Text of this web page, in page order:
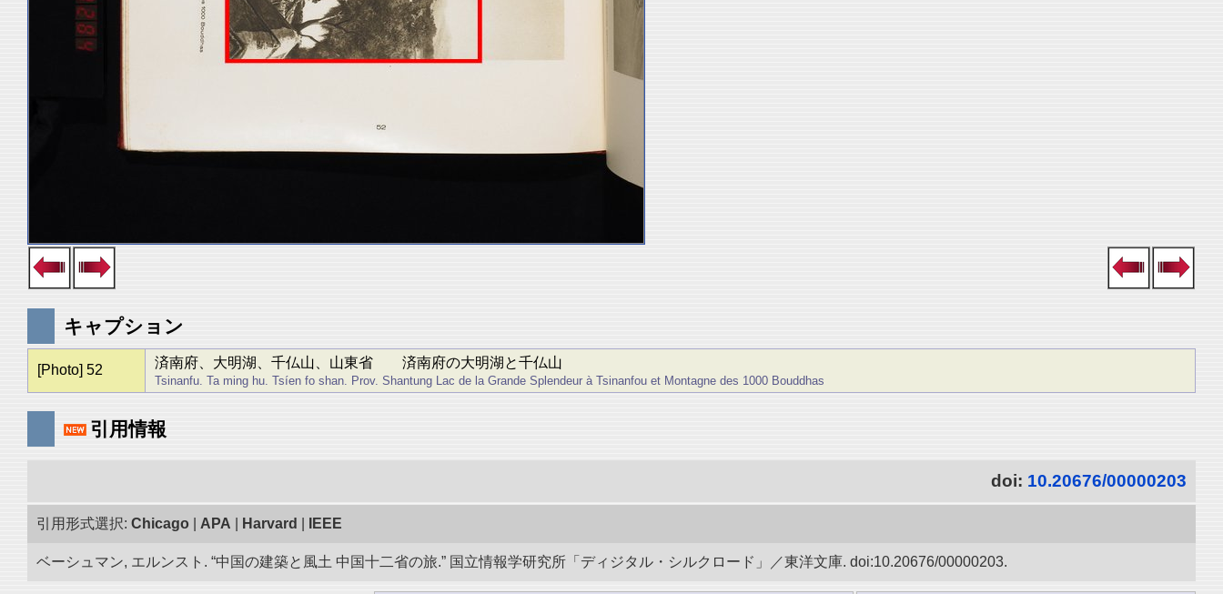
キャプション
[Photo] 52 済南府、大明湖、千仏山、山東省 済南府の大明湖と千仏山
Tsinanfu. Ta ming hu. Tsíen fo shan. Prov. Shantung Lac de la Grande Splendeur à Tsinanfou et Montagne des 1000 Bouddhas
引用情報
doi: 10.20676/00000203
引用形式選択: Chicago APA Harvard IEEE
ベーシュマン, エルンスト. “中国の建築と風土 中国十二省の旅.” 国立情報学研究所「ディジタル・シルクロード」／東洋文庫. doi:10.20676/00000203.